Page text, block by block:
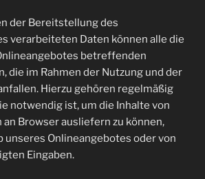
der Bereitstellung des
verarbeiteten Daten können alle die
betreffenden
die im Rahmen der Nutzung und der
Hierzu gehören regelmäßig
notwendig ist, um die Inhalte von
Browser ausliefern zu können,
unseres Onlineangebotes oder von
Eingaben.